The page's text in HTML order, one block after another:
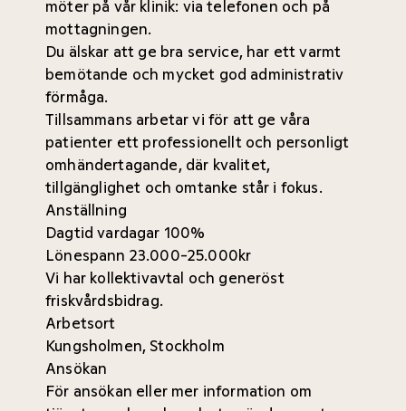
möter på vår klinik: via telefonen och på
mottagningen.
Du älskar att ge bra service, har ett varmt
bemötande och mycket god administrativ
förmåga.
Tillsammans arbetar vi för att ge våra
patienter ett professionellt och personligt
omhändertagande, där kvalitet,
tillgänglighet och omtanke står i fokus.
Anställning
Dagtid vardagar 100%
Lönespann 23.000-25.000kr
Vi har kollektivavtal och generöst
friskvårdsbidrag.
Arbetsort
Kungsholmen, Stockholm
Ansökan
För ansökan eller mer information om